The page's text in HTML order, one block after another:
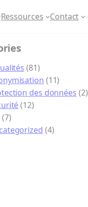
Ressources Contact
(81)
(11)
des données (2)
(12)
(7)
(4)